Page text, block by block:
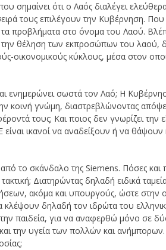
σημαίνει ότι ο Λαός διαλέγει
τους επιλέγουν την Κυβέρνηση.
προβλήματα στο όνομα του Λαού.
την θέληση των εκπροσώπων του λαού,
οικονομικούς κύκλους, μέσα στον
ενημερώνει σωστά τον Λαό; Η
γνώμη, διαστρεβλώνοντας
τους; Και ποιος δεν γνωρίζει
ικανοί να αναδείξουν ή να
το σκάνδαλο της Siemens. Πόσες και
Διατηρώντας δηλαδή ειδικά
ακόμα και υπουργούς, ώστε στην
κλέψουν δηλαδή τον ιδρώτα του
παιδεία, για να αναφερθώ μόνο σε
την υγεία των πολλών και